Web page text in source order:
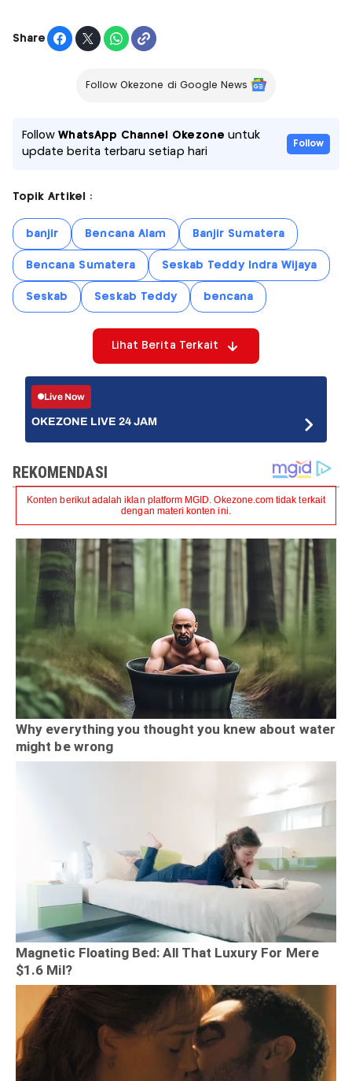
Share
Follow Okezone di Google News
FollowWhatsApp Channel Okezone untuk
update berita terbaru setiap hari
Follow
Topik Artikel :
banjir Bencana Alam Banjir Sumatera
Bencana Sumatera Seskab Teddy Indra Wijaya
Seskab Seskab Teddy bencana
Lihat Berita Terkait
Live Now
OKEZONE LIVE 24 JAM